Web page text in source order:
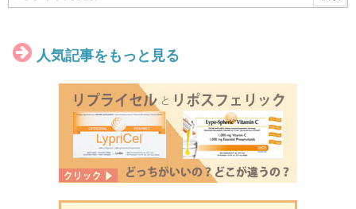
人気記事をもっと見る